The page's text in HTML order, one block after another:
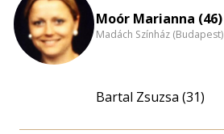
Moór Marianna (46)
Madách Színház (Budapest)
Bartal Zsuzsa (31)